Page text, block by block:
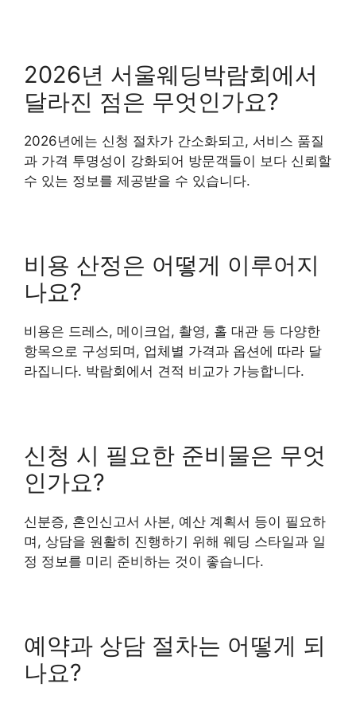
2026년 서울웨딩박람회에서
달라진 점은 무엇인가요?
2026년에는 신청 절차가 간소화되고, 서비스 품질
과 가격 투명성이 강화되어 방문객들이 보다 신뢰할
수 있는 정보를 제공받을 수 있습니다.
비용 산정은 어떻게 이루어지
나요?
비용은 드레스, 메이크업, 촬영, 홀 대관 등 다양한
항목으로 구성되며, 업체별 가격과 옵션에 따라 달
라집니다. 박람회에서 견적 비교가 가능합니다.
신청 시 필요한 준비물은 무엇
인가요?
신분증, 혼인신고서 사본, 예산 계획서 등이 필요하
며, 상담을 원활히 진행하기 위해 웨딩 스타일과 일
정 정보를 미리 준비하는 것이 좋습니다.
예약과 상담 절차는 어떻게 되
나요?